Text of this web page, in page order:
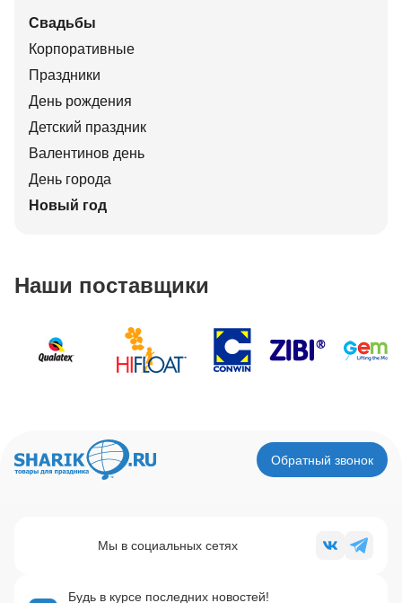
Свадьбы
Корпоративные
Праздники
День рождения
Детский праздник
Валентинов день
День города
Новый год
Наши поставщики
Обратный звонок
Будь в курсе последних новостей!
Мы в социальных сетях